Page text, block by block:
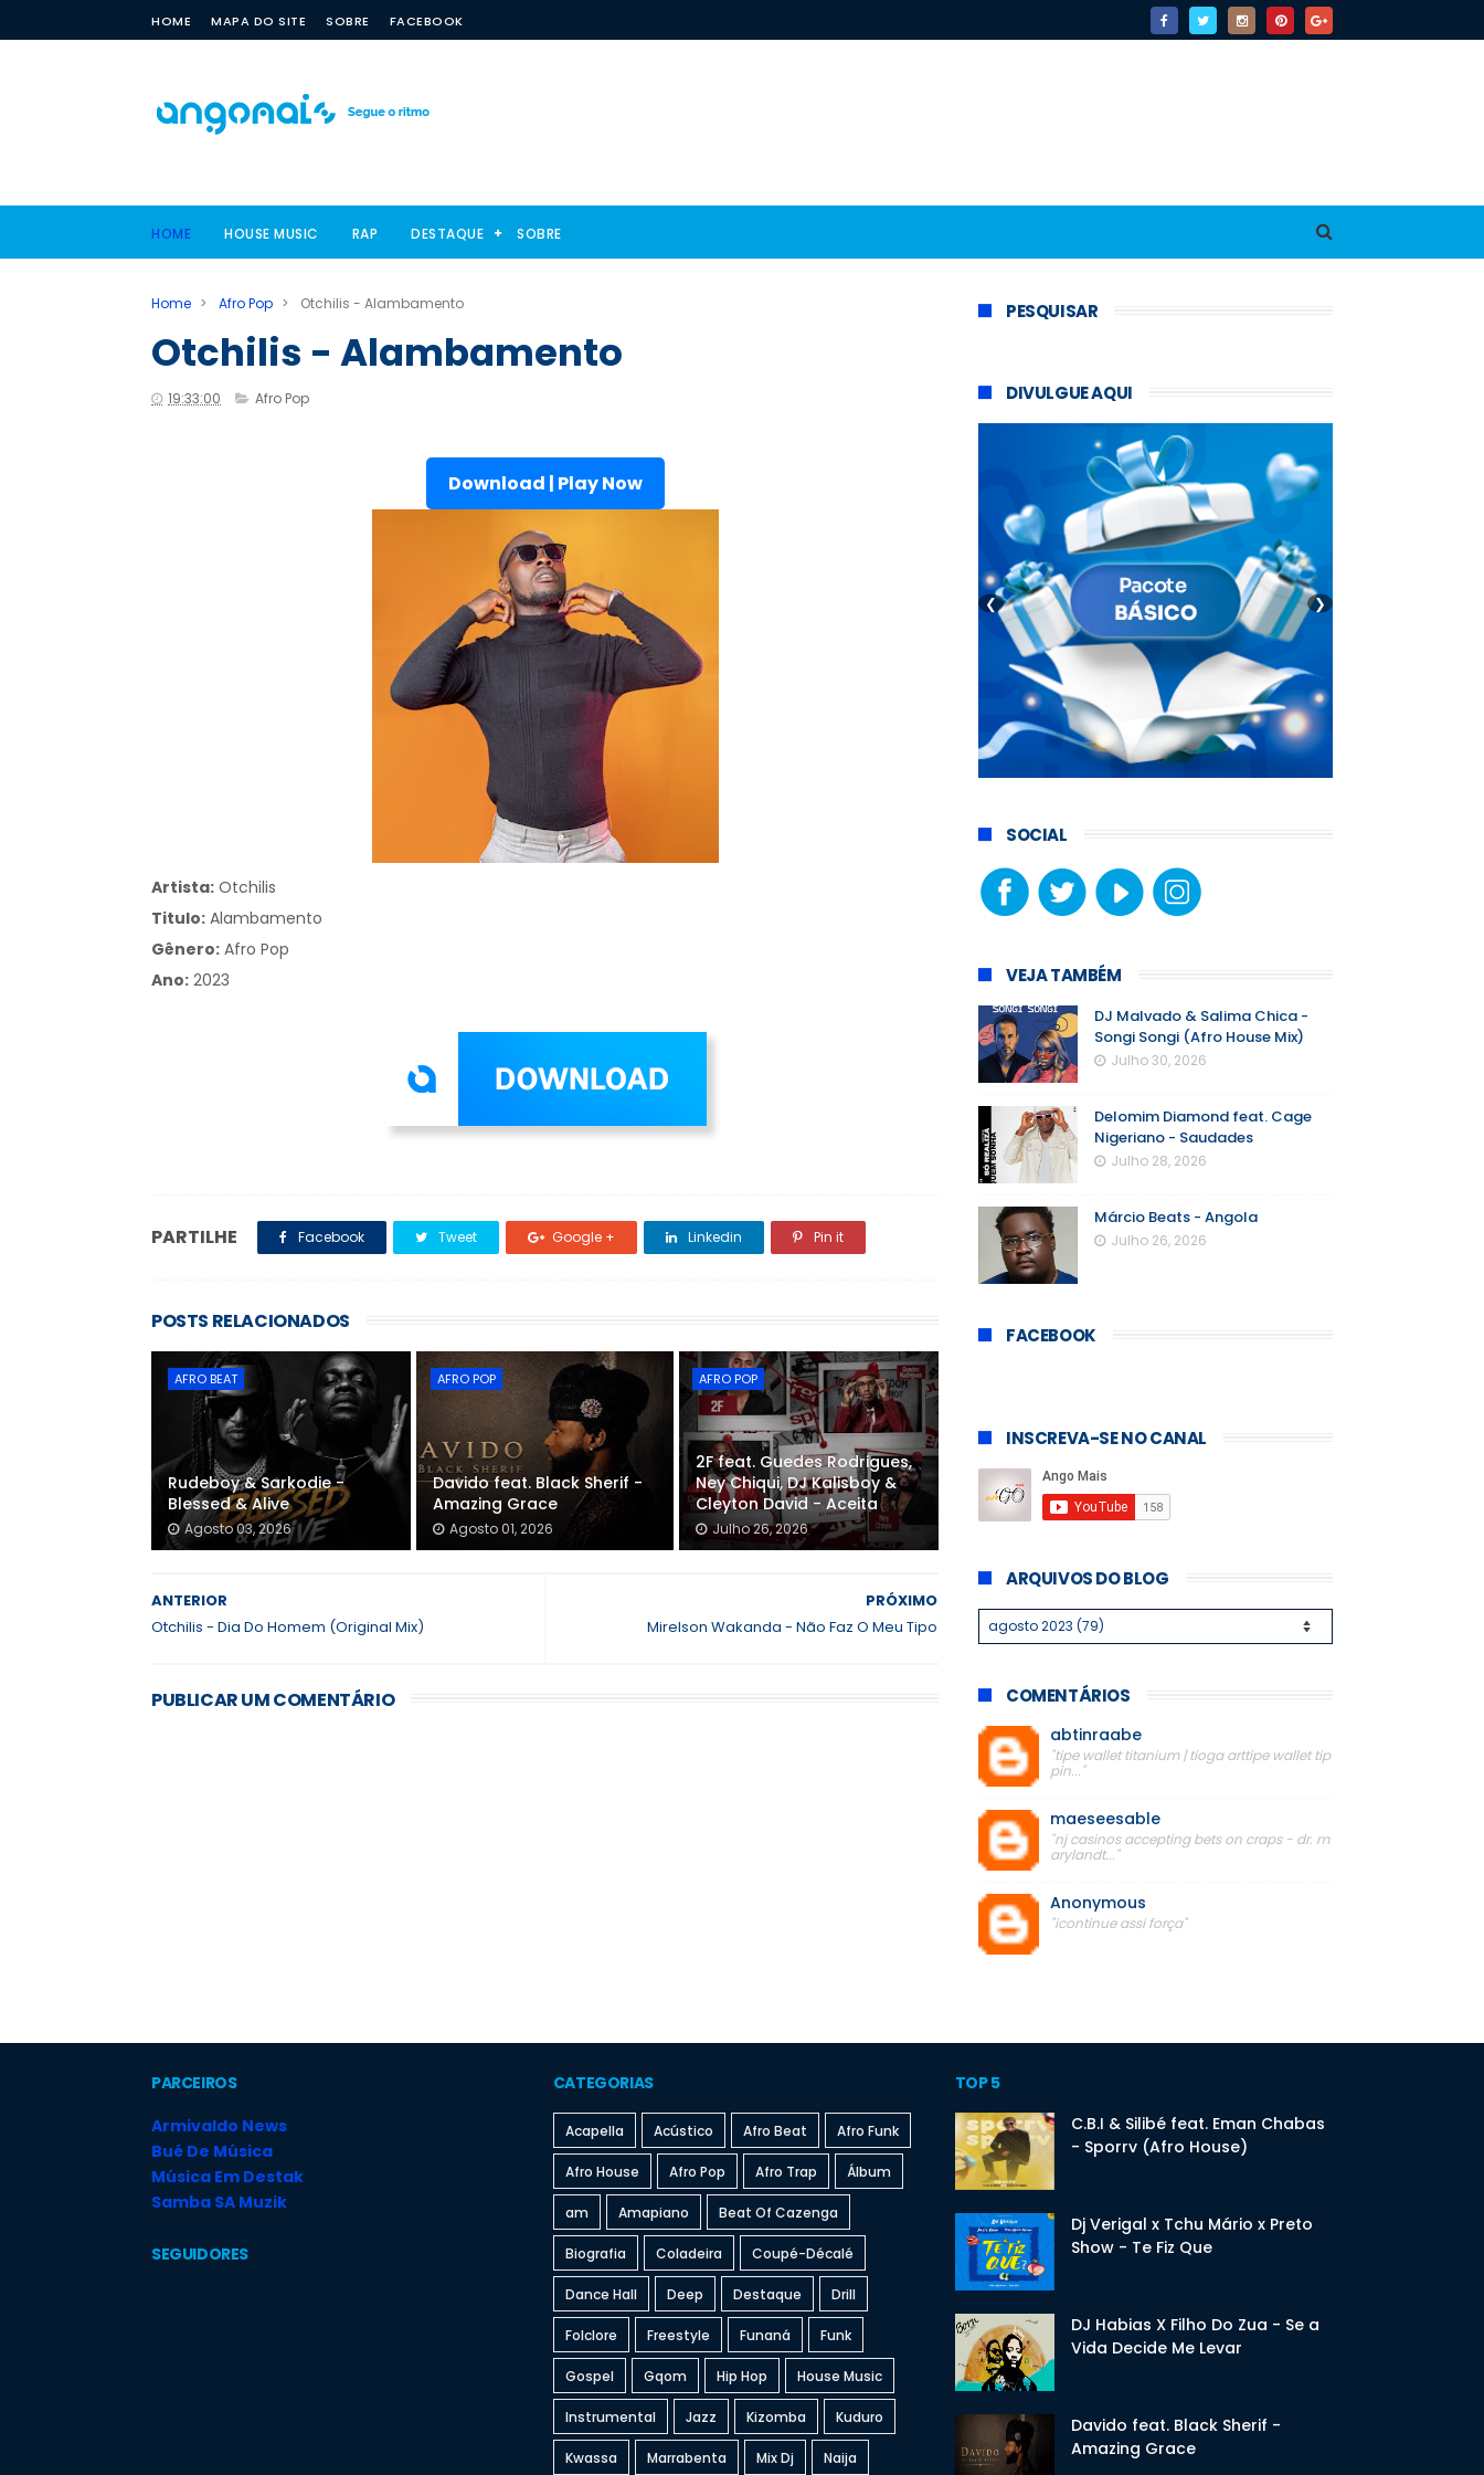
HOME MAPA DO SITE SOBRE FACEBOOK
HOME HOUSE MUSIC RAP DESTAQUE SOBRE
Home > Afro Pop > Otchilis - Alambamento
Otchilis - Alambamento
19:33:00 Afro Pop
Download | Play Now
Artista: Otchilis
Titulo: Alambamento
Gênero: Afro Pop
Ano: 2023
PARTILHE Facebook Tweet Google + Linkedin Pin it
POSTS RELACIONADOS
AFRO BEAT
Rudeboy & Sarkodie -
Blessed & Alive
Agosto 03, 2026
AFRO POP
Davido feat. Black Sherif -
Amazing Grace
Agosto 01, 2026
AFRO POP
2F feat. Guedes Rodrigues,
Ney Chiqui, DJ Kalisboy &
Cleyton David - Aceita
Julho 26, 2026
PRÓXIMO
Mirelson Wakanda - Não Faz O Meu Tipo
ANTERIOR
Otchilis - Dia Do Homem (Original Mix)
PUBLICAR UM COMENTÁRIO
PESQUISAR
DIVULGUE AQUI
❮ ❯
SOCIAL
VEJA TAMBÉM
DJ Malvado & Salima Chica -
Songi Songi (Afro House Mix)
Julho 30, 2026
Delomim Diamond feat. Cage
Nigeriano - Saudades
Julho 28, 2026
Márcio Beats - Angola
Julho 26, 2026
FACEBOOK
INSCREVA-SE NO CANAL
ARQUIVOS DO BLOG
COMENTÁRIOS
abtinraabe
"tipe wallet titanium | tioga arttipe wallet tip
pin..."
maeseesable
"nj casinos accepting bets on craps - dr. m
arylandt..."
Anonymous
"icontinue assi força"
PARCEIROS
Armivaldo News
Bué De Música
Música Em Destak
Samba SA Muzik
SEGUIDORES
CATEGORIAS
Acapella Acústico Afro Beat Afro Funk
Afro House Afro Pop Afro Trap Álbum
am Amapiano Beat Of Cazenga
Biografia Coladeira Coupé-Décalé
Dance Hall Deep Destaque Drill
Folclore Freestyle Funaná Funk
Gospel Gqom Hip Hop House Music
Instrumental Jazz Kizomba Kuduro
Kwassa Marrabenta Mix Dj Naija
TOP 5
C.B.I & Silibé feat. Eman Chabas
- Sporrv (Afro House)
Dj Verigal x Tchu Mário x Preto
Show - Te Fiz Que
DJ Habias X Filho Do Zua - Se a
Vida Decide Me Levar
Davido feat. Black Sherif -
Amazing Grace